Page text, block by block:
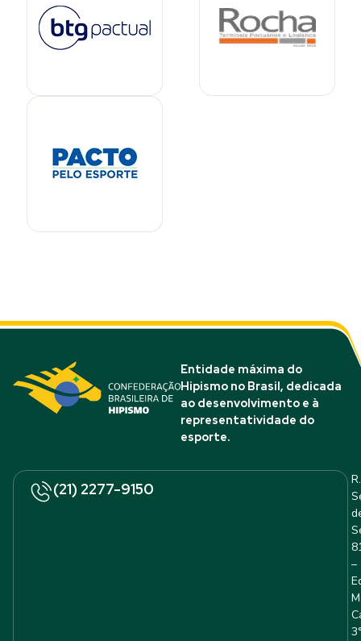
Entidade máxima do
Hipismo no Brasil, dedicada
ao desenvolvimento e à
representatividade do
esporte.
(21) 2277-9150
R.
–